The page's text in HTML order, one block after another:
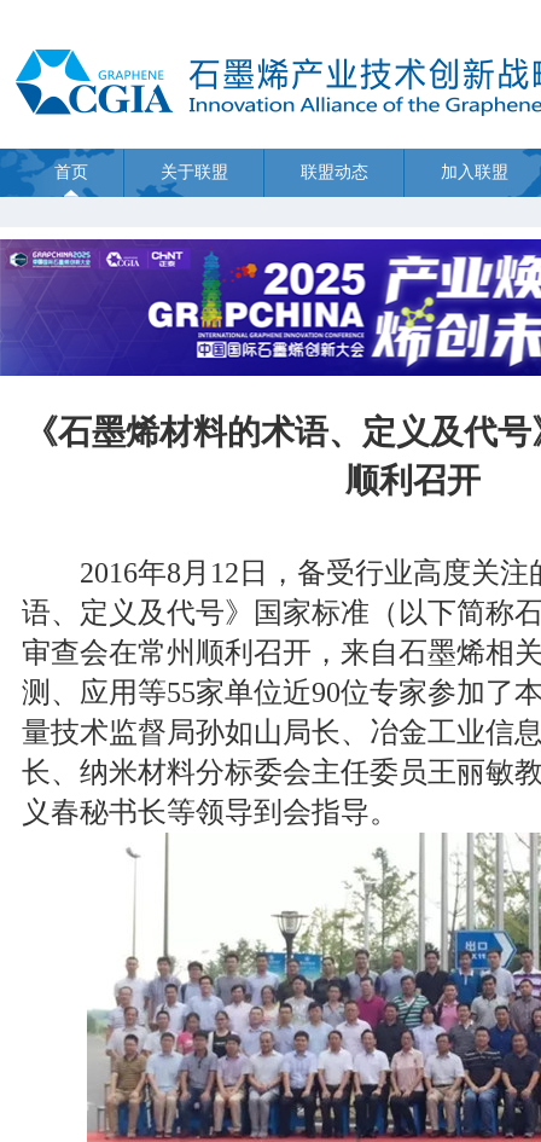
首页 关于联盟 联盟动态 加入联盟
《石墨烯材料的术语、定义及代
顺利召开
2016年8月12日，备受行业高度关注
语、定义及代号》国家标准（以下简称
审查会在常州顺利召开，来自石墨烯相
测、应用等55家单位近90位专家参加了
量技术监督局孙如山局长、冶金工业信
长、纳米材料分标委会主任委员王丽敏
义春秘书长等领导到会指导。